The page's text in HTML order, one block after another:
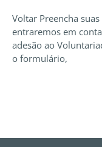
Voltar Preencha
entraremos em
adesão ao
o formulário,